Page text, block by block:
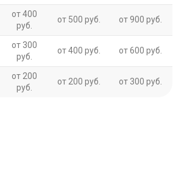
от 400
руб.
от 500 руб. от 900 руб.
от 300
руб.
от 400 руб. от 600 руб.
от 200
руб.
от 200 руб. от 300 руб.